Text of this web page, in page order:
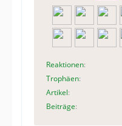
Reaktionen
Trophäen
Artikel
Beiträge